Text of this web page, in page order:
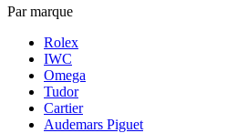
Par marque
Rolex
IWC
Omega
Tudor
Cartier
Audemars Piguet